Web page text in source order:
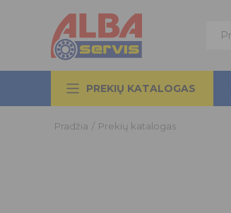
PREKIŲ KATALOGAS
Pradžia / Prekių katalogas